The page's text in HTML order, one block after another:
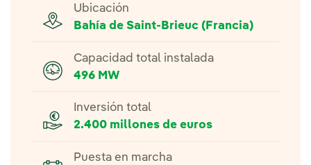
Ubicación
Bahía de Saint-Brieuc (Francia)
Capacidad total instalada
496 MW
Inversión total
2.400 millones de euros
Puesta en marcha